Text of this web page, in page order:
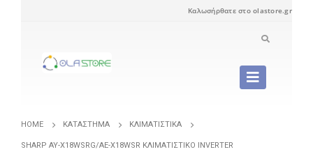
Καλωσήρθατε στο olastore.gr
HOME ΚΑΤΆΣΤΗΜΑ ΚΛΙΜΑΤΙΣΤΙΚΆ
SHARP AY-X18WSRG/AE-X18WSR ΚΛΙΜΑΤΙΣΤΙΚΌ INVERTER